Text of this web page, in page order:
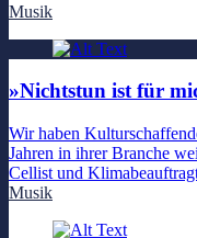
Musik
»Nichtstun ist für
Wir haben
Jahren in ihrer Branche
Cellist und
Musik